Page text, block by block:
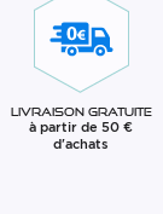
Livraison gratuite
à partir de 50 €
d'achats